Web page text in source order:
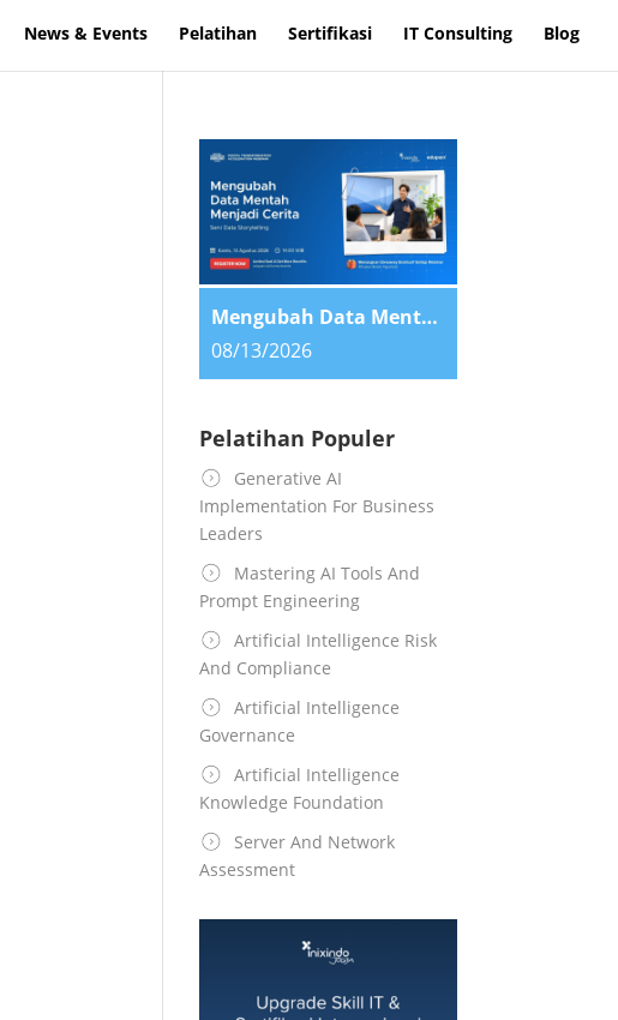
News & Events Pelatihan Sertifikasi IT Consulting Blog
Mengubah Data Mentah Menjadi Cerita: Seni Data Storytelling
08/13/2026
Pelatihan Populer
Generative AI
Implementation For Business
Leaders
Mastering AI Tools And
Prompt Engineering
Artificial Intelligence Risk
And Compliance
Artificial Intelligence
Governance
Artificial Intelligence
Knowledge Foundation
Server And Network
Assessment